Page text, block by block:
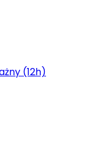
(12h)